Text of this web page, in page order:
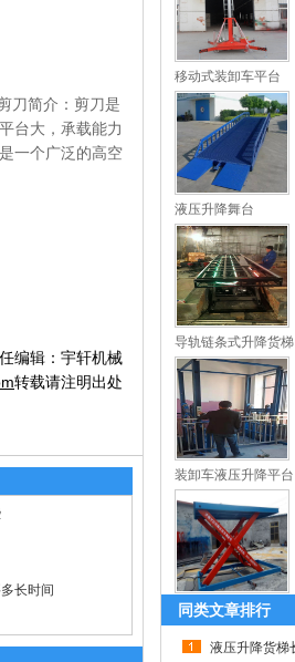
刀简介：剪刀是
台大，承载能力
一个广泛的高空
编辑：宇轩机械
转载请注明出处
长时间
移动式装卸车平台
液压升降舞台
导轨链条式升降货梯
装卸车液压升降平台
同类文章排行